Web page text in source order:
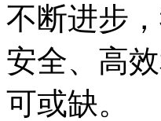
不断进步
安全、高
可或缺。